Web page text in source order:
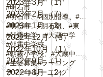
2023年3月 （1）
2023年2月 （7）7件の記事
2023年1月 （2）
2件の記事
2022年12月 （3）3件の記事
2022年10月
（1）1件の記事
2022年9月 （1） 1件の記事
2022年8月 （2）2件の記事
#明石市
#朝霧中学、#大蔵中学
#朝霧中学校
#生徒募集eラーニング
サマートレーニング